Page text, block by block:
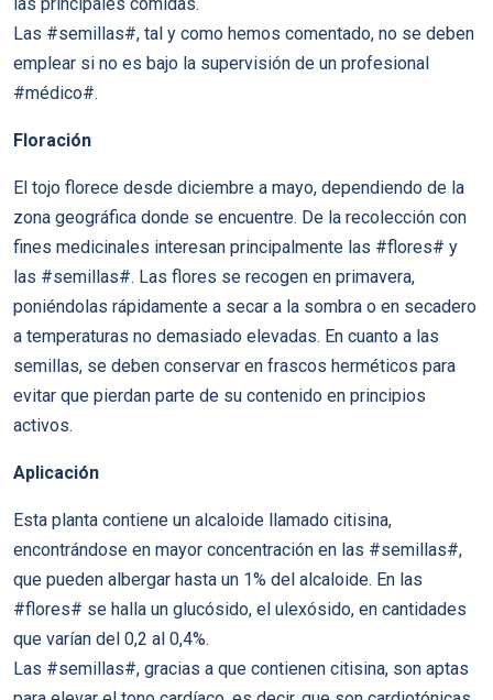
Las #semillas#, tal y como hemos comentado, no se deben
emplear si no es bajo la supervisión de un profesional
#médico#.
Floración
El tojo florece desde diciembre a mayo, dependiendo de la
zona geográfica donde se encuentre. De la recolección con
fines medicinales interesan principalmente las #flores# y
las #semillas#. Las flores se recogen en primavera,
poniéndolas rápidamente a secar a la sombra o en secadero
a temperaturas no demasiado elevadas. En cuanto a las
semillas, se deben conservar en frascos herméticos para
evitar que pierdan parte de su contenido en principios
activos.
Aplicación
Esta planta contiene un alcaloide llamado citisina,
encontrándose en mayor concentración en las #semillas#,
que pueden albergar hasta un 1% del alcaloide. En las
#flores# se halla un glucósido, el ulexósido, en cantidades
que varían del 0,2 al 0,4%.
Las #semillas#, gracias a que contienen citisina, son aptas